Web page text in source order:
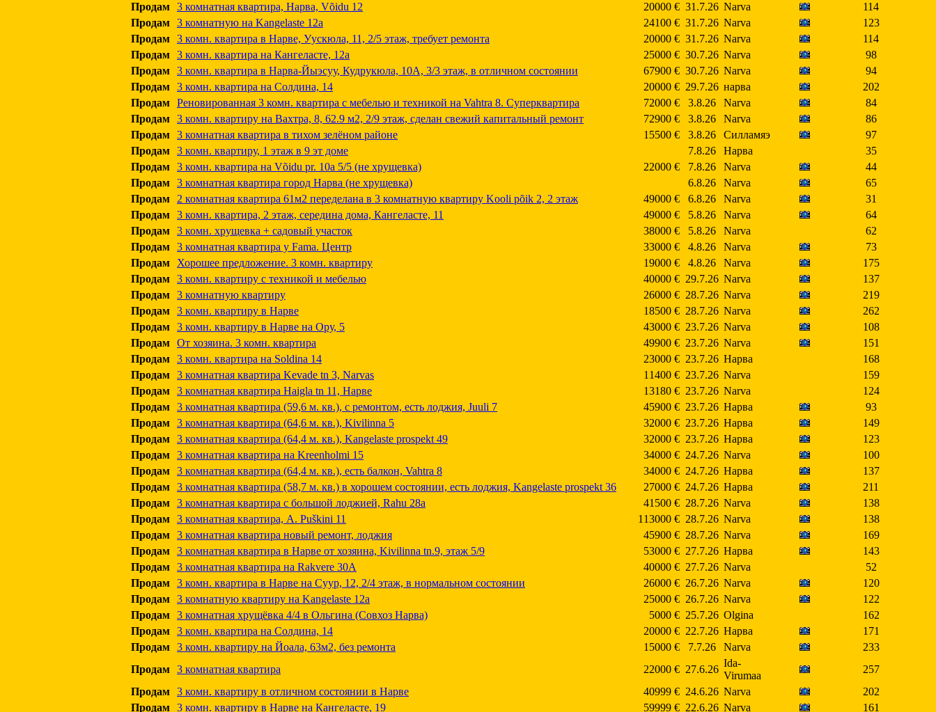
Продам 3 комнатная квартира, Нарва, Võidu 12 20000 € 31.7.26 Narva
114
Продам 3 комнатную на Kangelaste 12a 24100 € 31.7.26 Narva
123
Продам 3 комн. квартира в Нарве, Уускюла, 11, 2/5 этаж, требует ремонта 20000 € 31.7.26 Narva
114
Продам 3 комн. квартира на Кангеласте, 12а 25000 € 30.7.26 Narva
98
Продам 3 комн. квартира в Нарва-Йыэсуу, Кудрукюла, 10А, 3/3 этаж, в отличном состоянии 67900 € 30.7.26 Narva
94
Продам 3 комн. квартира на Солдина, 14 20000 € 29.7.26 нарва
202
Продам Реновированная 3 комн. квартира с мебелью и техникой на Vahtra 8. Суперквартира 72000 € 3.8.26 Narva
84
Продам 3 комн. квартиру на Вахтра, 8, 62.9 м2, 2/9 этаж, сделан свежий капитальный ремонт 72900 € 3.8.26 Narva
86
Продам 3 комнатная квартира в тихом зелёном районе 15500 € 3.8.26 Силламяэ
97
Продам 3 комн. квартиру, 1 этаж в 9 эт доме 7.8.26 Нарва
35
Продам 3 комн. квартира на Võidu pr. 10a 5/5 (не хрущевка) 22000 € 7.8.26 Narva
44
Продам 3 комнатная квартира город Нарва (не хрущевка) 6.8.26 Narva
65
Продам
2 комнатная квартира 61м2 переделана в 3 комнатную квартиру Kooli põik 2, 2 этаж 49000 € 6.8.26 Narva
31
Продам 3 комн. квартира, 2 этаж, середина дома, Кангеласте, 11 49000 € 5.8.26 Narva
64
Продам 3 комн. хрущевка + садовый участок 38000 € 5.8.26 Narva
62
Продам 3 комнатная квартира у Fama. Центр 33000 € 4.8.26 Narva
73
Продам
Хорошее предложение. 3 комн. квартиру 19000 € 4.8.26 Narva
175
Продам 3 комн. квартиру с техникой и мебелью 40000 € 29.7.26 Narva
137
Продам 3 комнатную квартиру 26000 € 28.7.26 Narva
219
Продам 3 комн. квартиру в Нарве 18500 € 28.7.26 Narva
262
Продам 3 комн. квартиру в Нарве на Ору, 5 43000 € 23.7.26 Narva
108
Продам От хозяина. 3 комн. квартира 49900 € 23.7.26 Narva
151
Продам 3 комн. квартира на Soldina 14 23000 € 23.7.26 Нарва
168
Продам 3 комнатная квартира Kevade tn 3, Narvas 11400 € 23.7.26 Narva
159
Продам 3 комнатная квартира Haigla tn 11, Нарве 13180 € 23.7.26 Narva
124
Продам 3 комнатная квартира (59,6 м. кв.), с ремонтом, есть лоджия, Juuli 7 45900 € 23.7.26 Нарва
93
Продам 3 комнатная квартира (64,6 м. кв.), Kivilinna 5 32000 € 23.7.26 Нарва
149
Продам 3 комнатная квартира (64,4 м. кв.), Kangelaste prospekt 49 32000 € 23.7.26 Нарва
123
Продам 3 комнатная квартира на Kreenholmi 15 34000 € 24.7.26 Narva
100
Продам 3 комнатная квартира (64,4 м. кв.), есть балкон, Vahtra 8 34000 € 24.7.26 Нарва
137
Продам 3 комнатная квартира (58,7 м. кв.) в хорошем состоянии, есть лоджия, Kangelaste prospekt 36 27000 € 24.7.26 Нарва
211
Продам 3 комнатная квартира с большой лоджией, Rahu 28a 41500 € 28.7.26 Narva
138
Продам 3 комнатная квартира, A. Puškini 11 113000 € 28.7.26 Narva
138
Продам 3 комнатная квартира новый ремонт, лоджия 45900 € 28.7.26 Narva
169
Продам 3 комнатная квартира в Нарве от хозяина, Kivilinna tn.9, этаж 5/9 53000 € 27.7.26 Нарва
143
Продам 3 комнатная квартира на Rakvere 30A 40000 € 27.7.26 Narva
52
Продам 3 комн. квартира в Нарве на Суур, 12, 2/4 этаж, в нормальном состоянии 26000 € 26.7.26 Narva
120
Продам 3 комнатную квартиру на Kangelaste 12a 25000 € 26.7.26 Narva
122
Продам 3 комнатная хрущёвка 4/4 в Ольгина (Совхоз Нарва) 5000 € 25.7.26 Olgina
162
Продам 3 комн. квартира на Солдина, 14 20000 € 22.7.26 Нарва
171
Продам 3 комн. квартиру на Йоала, 63м2, без ремонта 15000 € 7.7.26 Narva
233
Продам 3 комнатная квартира 22000 € 27.6.26
Ida-
Virumaa
257
Продам 3 комн. квартиру в отличном состоянии в Нарве 40999 € 24.6.26 Narva
202
Продам 3 комн. квартиру в Нарве на Кангеласте, 19 59999 € 22.6.26 Narva 161